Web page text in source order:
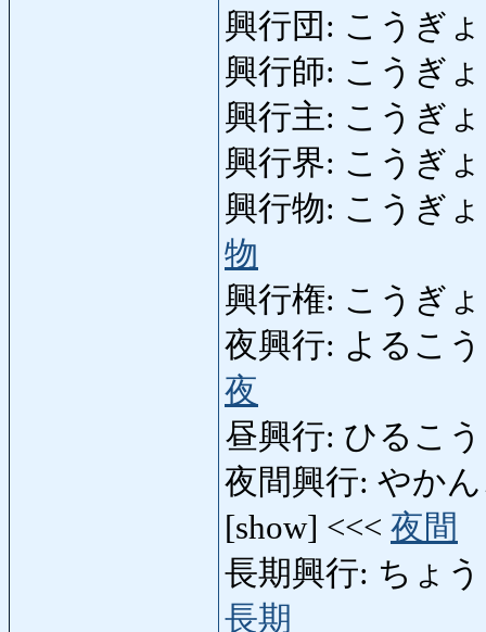
興行団: こうぎ
興行師: こうぎょ
興行主: こうぎ
興行界: こうぎ
興行物: こうぎょ
物
興行権: こうぎ
夜興行: よるこう
夜
昼興行: ひるこ
夜間興行: やかん
[show] <<< 夜間
長期興行: ちょ
長期